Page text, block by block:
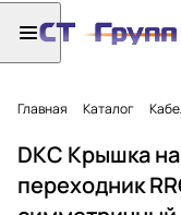
Главная Каталог
DKC Крышка на
переходник